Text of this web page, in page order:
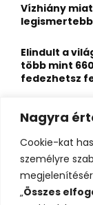
Nagyra
Cookie-kat
személyre
„Összes
Vízhiány
Elindult a
több mint
fedezhetsz
Kigyulladt a
nagy
erdélyi